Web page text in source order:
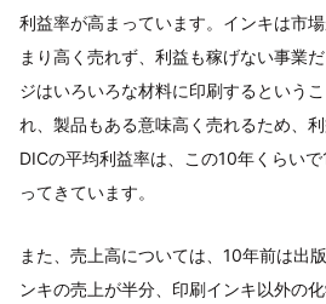
利益率が高まっています。インキは市
まり高く売れず、利益も稼げない事業
ジはいろいろな材料に印刷するという
れ、製品もある意味高く売れるため、利
DICの平均利益率は、この10年くらい
ってきています。
また、売上高については、10年前は出
ンキの売上が半分、印刷インキ以外の